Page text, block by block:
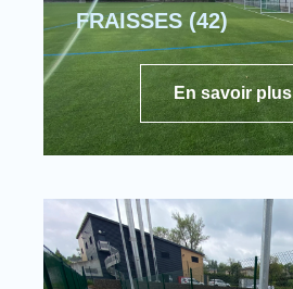
FRAISSES (42)
En savoir plus